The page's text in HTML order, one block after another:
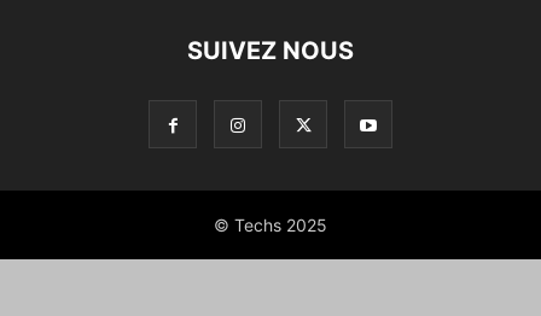
SUIVEZ NOUS
© Techs 2025